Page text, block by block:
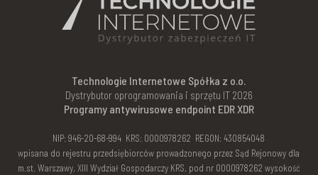
Technologie Internetowe Spółka z o.o.
Dystrybutor oprogramowania i sprzętu IT 2026
Programy antywirusowe endpoint EDR XDR
NIP: 946-20-68-994 KRS: 0000978262 REGON: 430854048
wpisana do rejestru przedsiębiorców prowadzonego przez Sąd Rejonowy dla
m.st. Warszawy, XIII Wydział Gospodarczy KRS, pod nr 0000978262 wysokość